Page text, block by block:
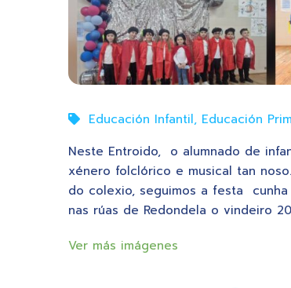
Educación Infantil, Educación
Neste Entroido, o alumnado de
xénero folclórico e musical tan
do colexio, seguimos a festa
nas rúas de Redondela o vindeiro
Ver más imágenes